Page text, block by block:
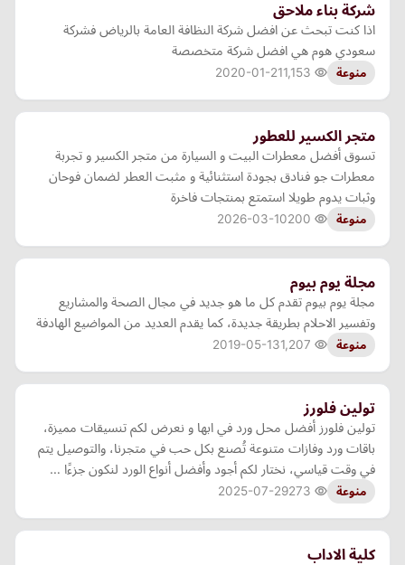
شركة بناء ملاحق
اذا كنت تبحث عن افضل شركة النظافة العامة بالرياض فشركة
سعودي هوم هي افضل شركة متخصصة
منوعة 2020-01-21
متجر الكسير للعطور
تسوق أفضل معطرات البيت و السيارة من متجر الكسير و تجربة
معطرات جو فنادق بجودة استثنائية و مثبت العطر لضمان فوحان
وثبات يدوم طويلا استمتع بمنتجات فاخرة
منوعة 2026-03-10
مجلة يوم بيوم
مجلة يوم بيوم تقدم كل ما هو جديد في مجال الصحة والمشاريع
وتفسير الاحلام بطريقة جديدة، كما يقدم العديد من المواضيع الهادفة
منوعة 2019-05-13
تولين فلورز
تولين فلورز أفضل محل ورد في ابها و نعرض لكم تنسيقات مميزة،
باقات ورد وفازات متنوعة تُصنع بكل حب في متجرنا، والتوصيل يتم
في وقت قياسي، نختار لكم أجود وأفضل أنواع الورد لنكون جزءًا …
منوعة 2025-07-29
كلية الاداب